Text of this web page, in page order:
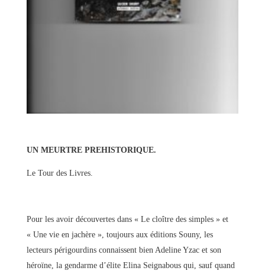
UN MEURTRE PREHISTORIQUE.
Le Tour des Livres.
Pour les avoir découvertes dans « Le cloître des simples » et
« Une vie en jachère », toujours aux éditions Souny, les
lecteurs périgourdins connaissent bien Adeline Yzac et son
héroïne, la gendarme d’élite Elina Seignabous qui, sauf quand